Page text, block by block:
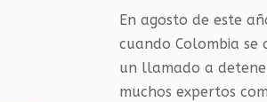
En agosto de este
cuando Colombia
un llamado a
muchos expertos